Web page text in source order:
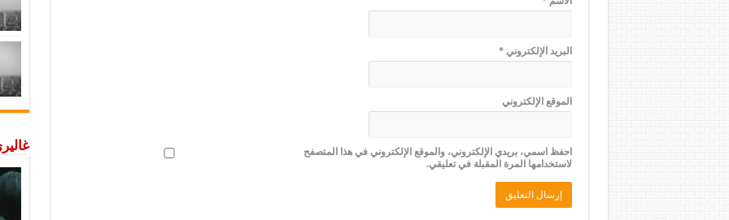
البريد الإلكتروني*
الموقع الإلكتروني
احفظ اسمي، بريدي الإلكتروني، والموقع الإلكتروني في هذا المتصفح
لاستخدامها المرة المقبلة في تعليقي.